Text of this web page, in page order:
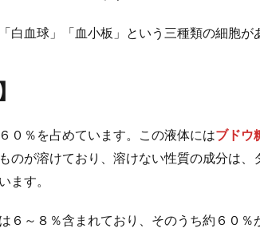
白血球」「血小板」という三種類の細胞が
０％を占めています。この液体にはブドウ
のが溶けており、溶けない性質の成分は
ます。
６～８％含まれており、そのうち約６０％